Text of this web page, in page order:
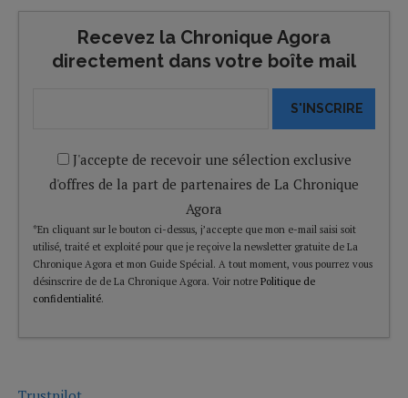
Recevez la Chronique Agora
directement dans votre boîte mail
S'INSCRIRE
J'accepte de recevoir une sélection exclusive
d'offres de la part de partenaires de La Chronique
Agora
*En cliquant sur le bouton ci-dessus, j’accepte que mon e-mail saisi soit
utilisé, traité et exploité pour que je reçoive la newsletter gratuite de La
Chronique Agora et mon Guide Spécial. A tout moment, vous pourrez vous
désinscrire de de La Chronique Agora. Voir notre Politique de
confidentialité.